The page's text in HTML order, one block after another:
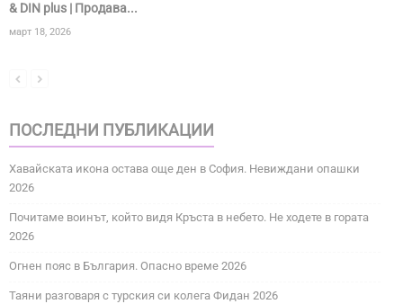
& DIN plus | Продава...
март 18, 2026
ПОСЛЕДНИ ПУБЛИКАЦИИ
Хавайската икона остава още ден в София. Невиждани опашки
2026
Почитаме воинът, който видя Кръста в небето. Не ходете в гората
2026
Огнен пояс в България. Опасно време 2026
Таяни разговаря с турския си колега Фидан 2026